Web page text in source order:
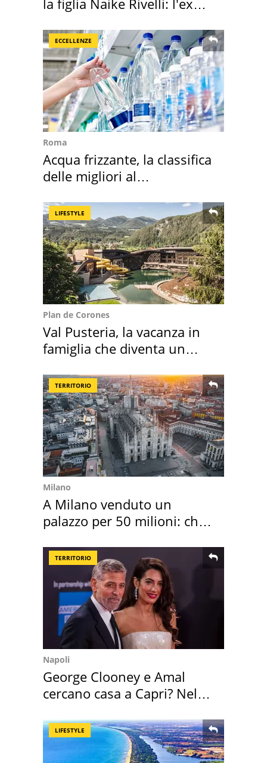
la figlia Naike Rivelli: l'ex
ECCELLENZE
Roma
Acqua frizzante, la classifica
delle migliori al
LIFESTYLE
Plan de Corones
Val Pusteria, la vacanza in
famiglia che diventa un
TERRITORIO
Milano
A Milano venduto un
palazzo per 50 milioni: chi
TERRITORIO
Napoli
George Clooney e Amal
cercano casa a Capri? Nel
LIFESTYLE